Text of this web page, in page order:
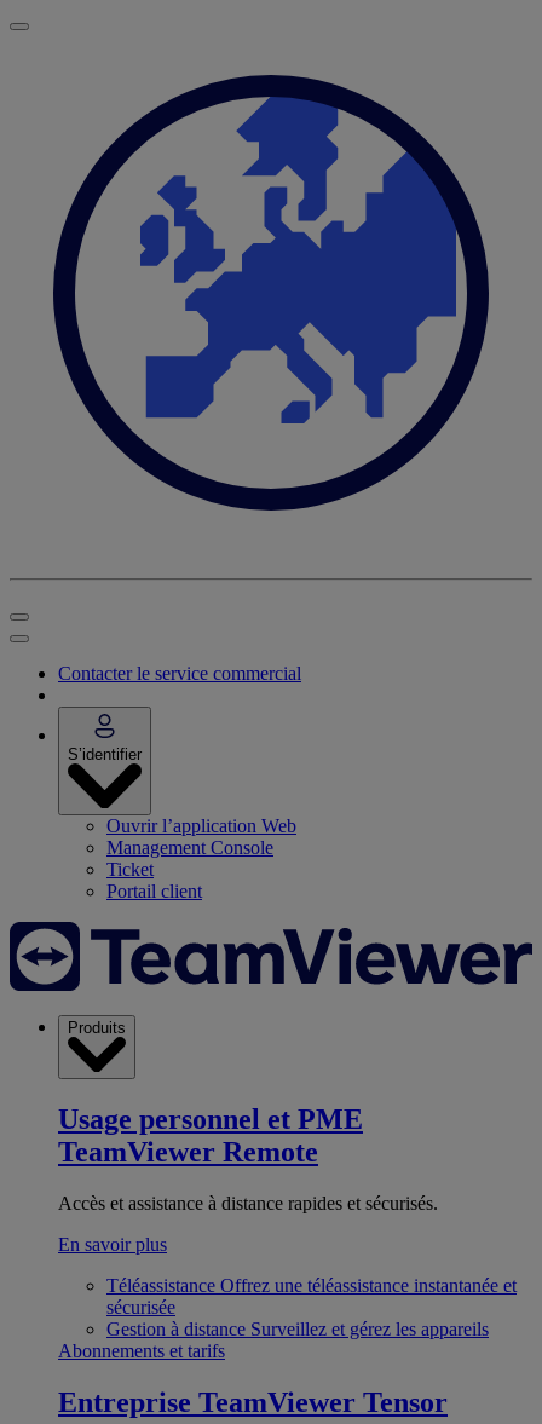
Contacter le service commercial
S’identifier
Ouvrir l’application Web
Management Console
Ticket
Portail client
Produits
Usage personnel et PME
TeamViewer Remote
Accès et assistance à distance rapides et sécurisés.
En savoir plus
Téléassistance Offrez une téléassistance instantanée et
sécurisée
Gestion à distance Surveillez et gérez les appareils
Abonnements et tarifs
Entreprise TeamViewer Tensor